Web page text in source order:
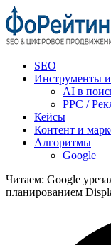
SEO
Инструменты и
AI в
PPC /
Кейсы
Контент и
Алгоритмы
Google
Читаем: Google
планированием